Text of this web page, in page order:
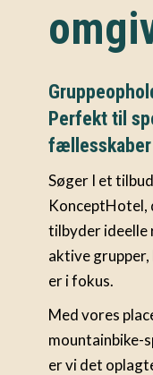
Perfekt til
fællesskaber
Søger I et
KonceptHotel,
tilbyder ideelle
aktive
er i fokus.
Med vores
mountainbike-
er vi det